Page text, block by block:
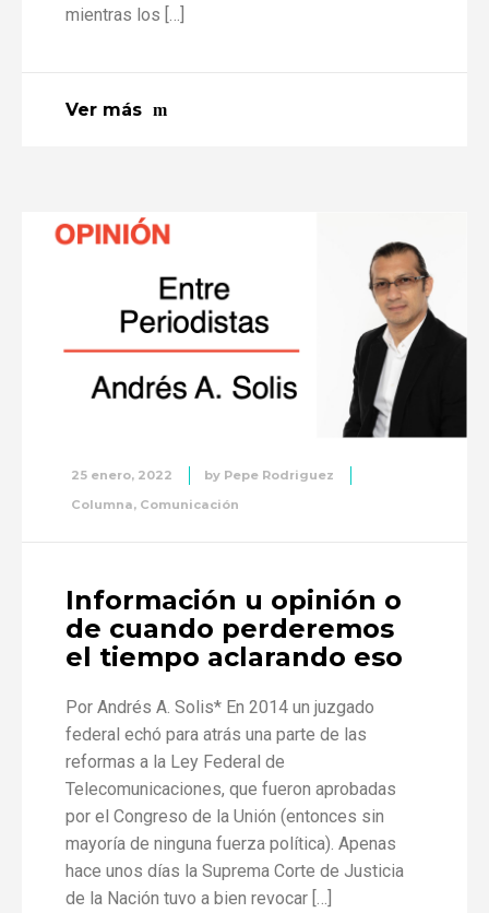
mientras los […]
Ver más
25 enero, 2022 by Pepe Rodriguez
Columna, Comunicación
Información u opinión o
de cuando perderemos
el tiempo aclarando eso
Por Andrés A. Solis* En 2014 un juzgado
federal echó para atrás una parte de las
reformas a la Ley Federal de
Telecomunicaciones, que fueron aprobadas
por el Congreso de la Unión (entonces sin
mayoría de ninguna fuerza política). Apenas
hace unos días la Suprema Corte de Justicia
de la Nación tuvo a bien revocar […]